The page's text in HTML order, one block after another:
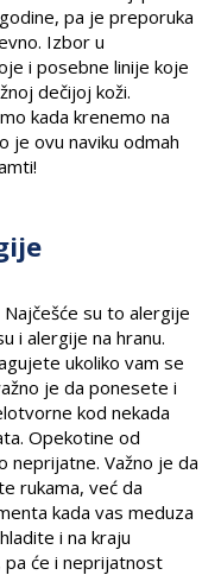
pa je preporuka
Izbor u
i posebne linije koje
dečijoj koži.
kada krenemo na
je ovu naviku odmah
su to alergije
i alergije na hranu.
ukoliko vam se
je da ponesete i
kod nekada
Opekotine od
neprijatne. Važno je da
rukama, već da
kada vas meduza
i na kraju
pa će i neprijatnost